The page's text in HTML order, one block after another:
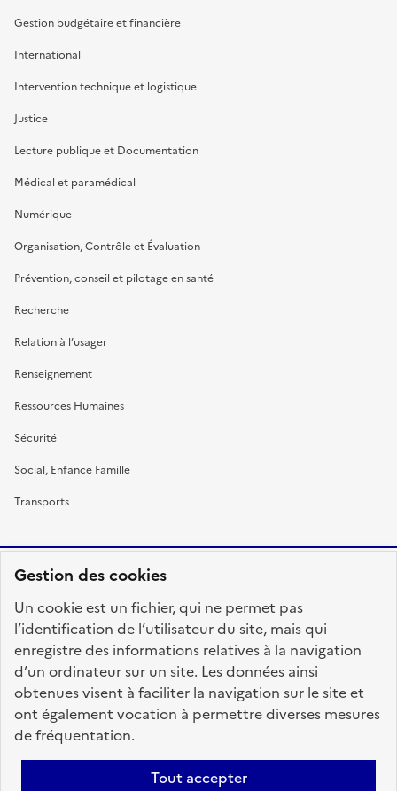
Gestion des cookies
Un cookie est un fichier, qui ne permet pas
l’identification de l’utilisateur du site, mais qui
enregistre des informations relatives à la navigation
d’un ordinateur sur un site. Les données ainsi
obtenues visent à faciliter la navigation sur le site et
ont également vocation à permettre diverses mesures
de fréquentation.
Tout accepter
Gestion budgétaire et financière
International
Intervention technique et logistique
Justice
Lecture publique et Documentation
Médical et paramédical
Numérique
Organisation, Contrôle et Évaluation
Prévention, conseil et pilotage en santé
Recherche
Relation à l’usager
Renseignement
Ressources Humaines
Sécurité
Social, Enfance Famille
Transports
FRANÇAISE
fonction-publique.gouv.fr
legifrance.gouv.fr
gouvernement.fr